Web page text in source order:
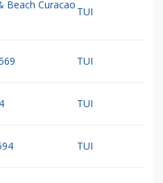
Beach Curacao
TUI
TUI
TUI
TUI